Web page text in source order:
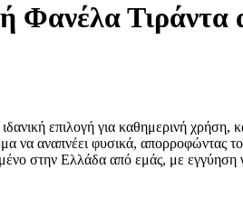
Τιράντα
επιλογή για καθημερινή χρήση,
να αναπνέει φυσικά, απορροφώντας
στην Ελλάδα από εμάς, με εγγύηση